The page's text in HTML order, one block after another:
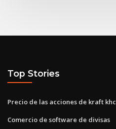
Top Stories
Precio de las acciones de kraft khc
Comercio de software de divisas